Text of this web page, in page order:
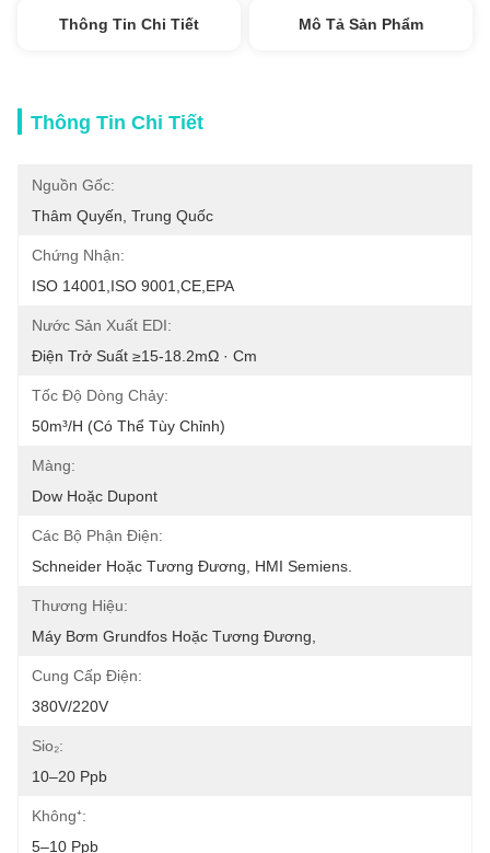
Thông Tin Chi Tiết Mô Tả Sản Phẩm
Thông Tin Chi Tiết
Nguồn Gốc:
Thâm Quyến, Trung Quốc
Chứng Nhận:
ISO 14001,ISO 9001,CE,EPA
Nước Sản Xuất EDI:
Điện Trở Suất ≥15-18.2mΩ · Cm
Tốc Độ Dòng Chảy:
50m³/h (có Thể Tùy Chỉnh)
Màng:
Dow Hoặc Dupont
Các Bộ Phận Điện:
Schneider Hoặc Tương Đương, HMI Semiens.
Thương Hiệu:
Máy Bơm Grundfos Hoặc Tương Đương,
Cung Cấp Điện:
380V/220V
Sio₂:
10–20 Ppb
Không⁺:
5–10 Ppb